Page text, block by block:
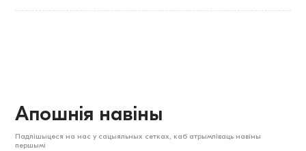
Апошнія навіны
Падпішыцеся на нас у сацыяльных сетках, каб атрымліваць навіны
першымі